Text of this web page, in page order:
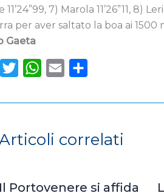
11’24”99, 7) Marola 11’26”11, 8)
per aver saltato la boa ai
Gaeta
b
i
t
W
a
s
a
l
n
i
correlati
Il Portovenere si affida